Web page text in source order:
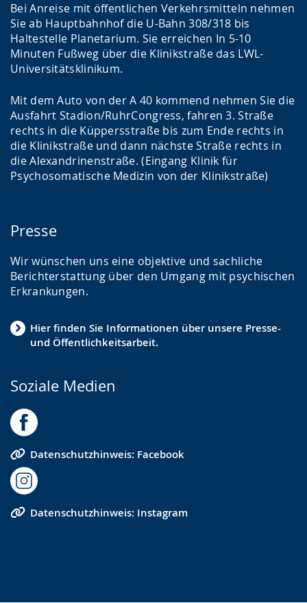
Bei Anreise mit öffentlichen Verkehrsmitteln nehmen
Sie ab Hauptbahnhof die U-Bahn 308/318 bis
Haltestelle Planetarium. Sie erreichen In 5-10
Minuten Fußweg über die Klinikstraße das LWL-
Universitätsklinikum.
Mit dem Auto von der A 40 kommend nehmen Sie die
Ausfahrt Stadion/RuhrCongress, fahren 3. Straße
rechts in die Küppersstraße bis zum Ende rechts in
die Klinikstraße und dann nächste Straße rechts in
die Alexandrinenstraße. (Eingang Klinik für
Psychosomatische Medizin von der Klinikstraße)
Presse
Wir wünschen uns eine objektive und sachliche
Berichterstattung über den Umgang mit psychischen
Erkrankungen.
Hier finden Sie Informationen über unsere Presse-
und Öffentlichkeitsarbeit.
Soziale Medien
Datenschutzhinweis: Facebook
Datenschutzhinweis: Instagram